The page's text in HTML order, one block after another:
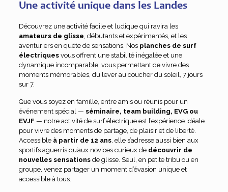
Une activité unique dans les Landes
Découvrez une activité facile et ludique qui ravira les
amateurs de glisse, débutants et expérimentés, et les
aventuriers en quête de sensations. Nos planches de surf
électriquesvous offrent une stabilité inégalée et une
dynamique incomparable, vous permettant de vivre des
moments mémorables, du lever au coucher du soleil, 7 jours
sur 7.
Que vous soyez en famille, entre amis ou réunis pour un
événement spécial — séminaire, team building, EVG ou
EVJF — notre activité de surf électrique est l’expérience idéale
pour vivre des moments de partage, de plaisir et de liberté.
Accessible à partir de 12 ans, elle s’adresse aussi bien aux
sportifs aguerris qu’aux novices curieux de découvrir de
nouvelles sensations de glisse. Seul, en petite tribu ou en
groupe, venez partager un moment d’évasion unique et
accessible à tous.